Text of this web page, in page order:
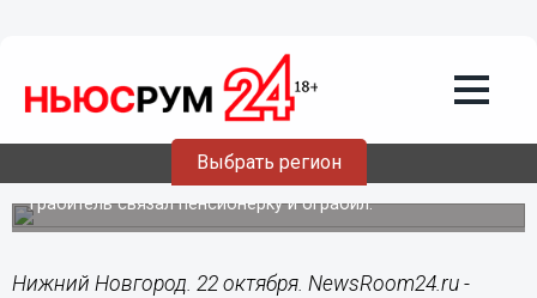
Выбрать регион
22.10.201611:10
Кража трех старинных икон раскрыта
в Нижегородской области
Грабитель связал пенсионерку и ограбил.
Нижний Новгород. 22 октября. NewsRoom24.ru -